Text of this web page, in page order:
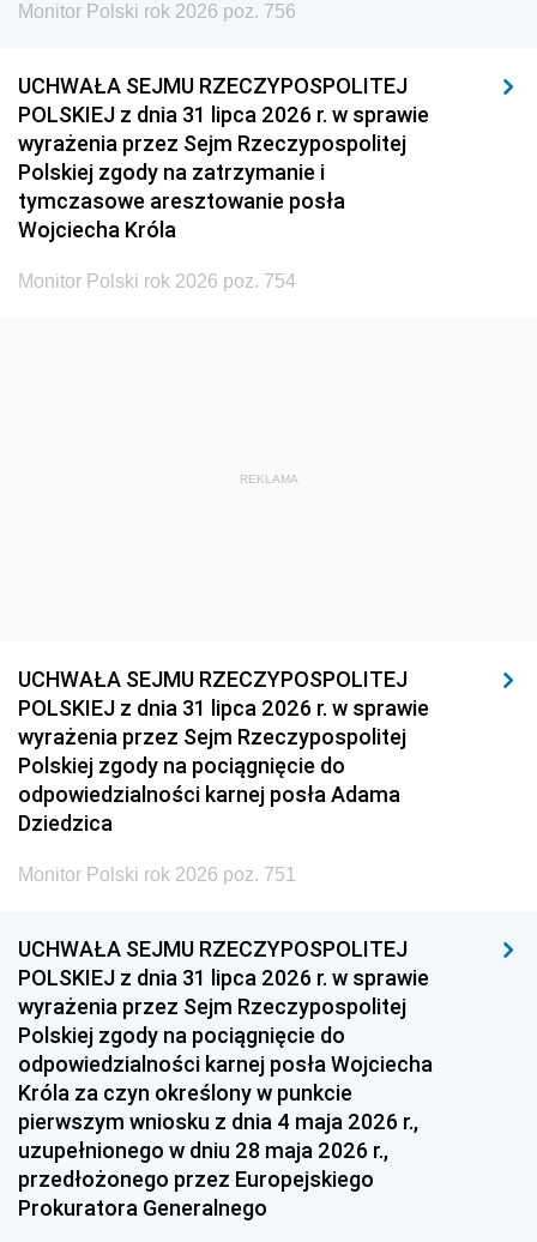
Monitor Polski rok 2026 poz. 756
UCHWAŁA SEJMU RZECZYPOSPOLITEJ
POLSKIEJ z dnia 31 lipca 2026 r. w sprawie
wyrażenia przez Sejm Rzeczypospolitej
Polskiej zgody na zatrzymanie i
tymczasowe aresztowanie posła
Wojciecha Króla
Monitor Polski rok 2026 poz. 754
REKLAMA
UCHWAŁA SEJMU RZECZYPOSPOLITEJ
POLSKIEJ z dnia 31 lipca 2026 r. w sprawie
wyrażenia przez Sejm Rzeczypospolitej
Polskiej zgody na pociągnięcie do
odpowiedzialności karnej posła Adama
Dziedzica
Monitor Polski rok 2026 poz. 751
UCHWAŁA SEJMU RZECZYPOSPOLITEJ
POLSKIEJ z dnia 31 lipca 2026 r. w sprawie
wyrażenia przez Sejm Rzeczypospolitej
Polskiej zgody na pociągnięcie do
odpowiedzialności karnej posła Wojciecha
Króla za czyn określony w punkcie
pierwszym wniosku z dnia 4 maja 2026 r.,
uzupełnionego w dniu 28 maja 2026 r.,
przedłożonego przez Europejskiego
Prokuratora Generalnego